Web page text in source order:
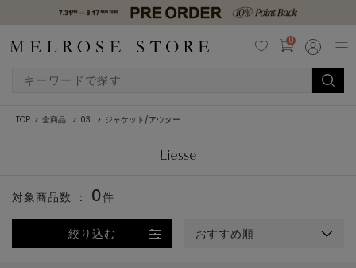
0
TOP 全商品 03 ジャケット/アウター
絞り込む おすすめ順
対象商品数 ： 0件